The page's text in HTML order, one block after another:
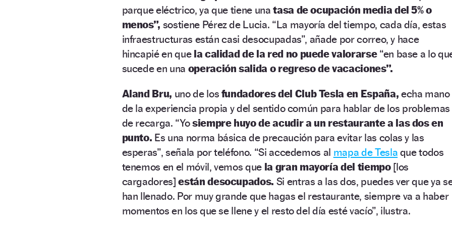
parque eléctrico, ya que tiene una tasa de ocupación media del 5% o
menos”, sostiene Pérez de Lucia. “La mayoría del tiempo, cada día, estas
infraestructuras están casi desocupadas”, añade por correo, y hace
hincapié en que la calidad de la red no puede valorarse“en base a lo
sucede en una operación salida o regreso de vacaciones”.
Aland Bru, uno de los fundadores del Club Tesla en España, echa mano
de la experiencia propia y del sentido común para hablar de los problemas
de recarga. “Yosiempre huyo de acudir a un restaurante a las dos en
punto. Es una norma básica de precaución para evitar las colas y las
esperas”, señala por teléfono. “Si accedemos al mapa de Tesla que todos
tenemos en el móvil, vemos que la gran mayoría del tiempo[los
cargadores]están desocupados. Si entras a las dos, puedes ver que ya
han llenado. Por muy grande que hagas el restaurante, siempre va a haber
momentos en los que se llene y el resto del día esté vacío”, ilustra.